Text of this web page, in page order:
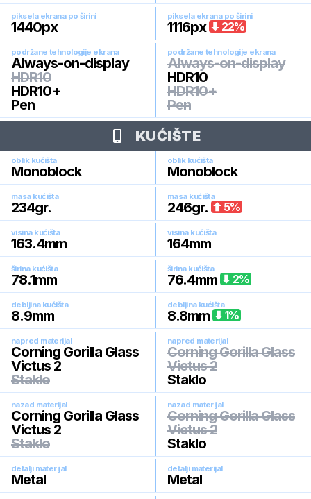
piksela ekrana po širini
1440px
piksela ekrana po širini
1116px 22%
podržane tehnologije ekrana
Always-on-display
HDR10
HDR10+
Pen
podržane tehnologije ekrana
Always-on-display
HDR10
HDR10+
Pen
KUĆIŠTE
oblik kućišta
Monoblock
oblik kućišta
Monoblock
masa kućišta
234gr.
masa kućišta
246gr. 5%
visina kućišta
163.4mm
visina kućišta
164mm
širina kućišta
78.1mm
širina kućišta
76.4mm 2%
debljina kućišta
8.9mm
debljina kućišta
8.8mm 1%
napred materijal
Corning Gorilla Glass
Victus 2
Staklo
napred materijal
Corning Gorilla Glass
Victus 2
Staklo
nazad materijal
Corning Gorilla Glass
Victus 2
Staklo
nazad materijal
Corning Gorilla Glass
Victus 2
Staklo
detalji materijal
Metal
detalji materijal
Metal